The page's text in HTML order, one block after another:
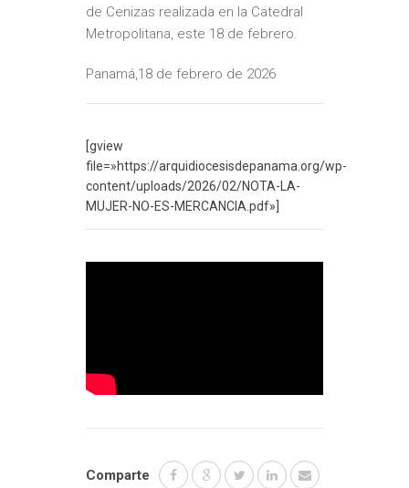
de Cenizas realizada en la Catedral
Metropolitana, este 18 de febrero.
Panamá,18 de febrero de 2026
[gview
file=»https://arquidiocesisdepanama.org/wp-
content/uploads/2026/02/NOTA-LA-
MUJER-NO-ES-MERCANCIA.pdf»]
Comparte